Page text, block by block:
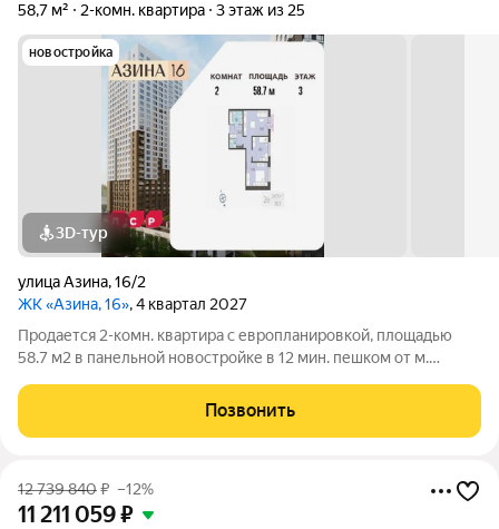
58,7 м²
2-комн. квартира 3 этаж из 25
новостройка
3D-тур
улица Азина,16/2
ЖК «Азина, 16», 4 квартал 2027
Продается 2-комн. квартира с европланировкой, площадью
58.7 м2 в панельной новостройке в 12 мин. пешком от м.
ипотечных средств, есть военная ипотека. Жилая площадь 24.3
м2, кухня 16.9 м2, отделка
Позвонить
12 739 840₽ –12%
11 211 059₽